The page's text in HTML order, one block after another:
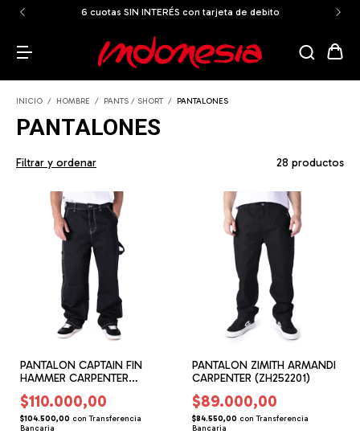
6 cuotas SIN INTERÉS con tarjeta de debito
INICIO / HOMBRE / PANTS / SHORT / PANTALONES
PANTALONES
Filtrar y ordenar 28 productos
PANTALON CAPTAIN FIN
HAMMER CARPENTER
(CF252202)
$110.000,00
$104.500,00 con Transferencia
Bancaria
PANTALON ZIMITH ARMANDI
CARPENTER (ZH252201)
$89.000,00
$84.550,00 con Transferencia
Bancaria